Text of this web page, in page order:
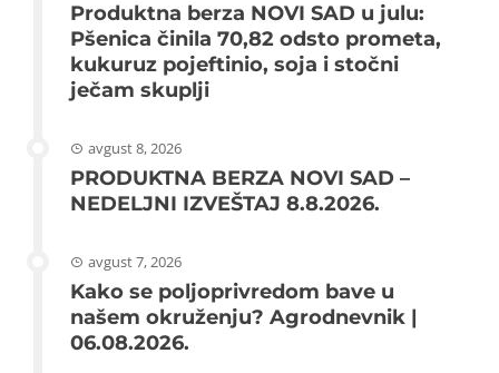
Produktna berza NOVI SAD u julu:
Pšenica činila 70,82 odsto prometa,
kukuruz pojeftinio, soja i stočni
ječam skuplji
avgust 8, 2026
PRODUKTNA BERZA NOVI SAD –
NEDELJNI IZVEŠTAJ 8.8.2026.
avgust 7, 2026
Kako se poljoprivredom bave u
našem okruženju? Agrodnevnik |
06.08.2026.